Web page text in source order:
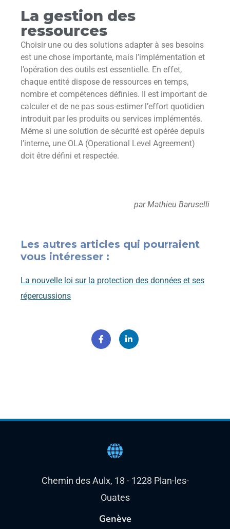
La gestion des
ressources
Choisir une ou des solutions adapter à ses besoins
est une chose importante, mais l’implémentation et
l’opération des outils est essentielle. En effet,
chaque entité dispose de ressources en temps,
nombre et compétences définies. Il est important de
calculer et de ne pas sous-estimer l’effort quotidien
introduit par les produits ou services implémentés.
Même si une solution de sécurité est opérée depuis
l’interne, une OLA (Operational Level Agreement)
doit être défini et respectée.
par Mathieu Baruselli
Les autres articles qui pourraient
vous intéresser :
La nouvelle loi sur la protection des données et ses
répercussions
Chemin des Aulx, 18 - 1228 Plan-les-
Ouates
Genève